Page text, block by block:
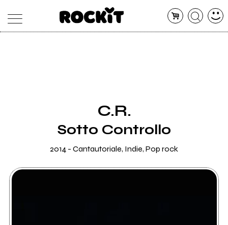
RADIO
C.R.
Sotto Controllo
2014 - Cantautoriale, Indie, Pop rock